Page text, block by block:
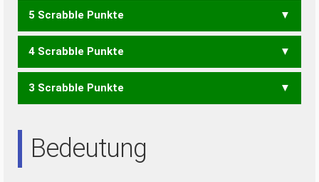
5 Scrabble Punkte
DEINE DIENE EIDEN IDEEN
4 Scrabble Punkte
DEIN DIEN EDEN EINE
3 Scrabble Punkte
Bedeutung